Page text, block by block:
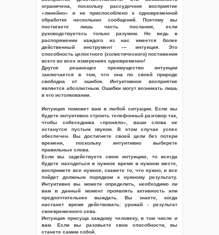
ограничена, поскольку рассудочное восприятие
«линейно» и не приспособлено к одновременной
обработке нескольких сообщений. Поэтому вы
постигаете лишь часть послания, если
руководствуетесь только разумом. Но ведь в
распоряжении каждого из нас имеется более
действенный инструмент — интуиция. Это
способность целостного (холистического) постижения
всего во всех измерениях одновременно!
Другое решающее преимущество интуиции
заключается в том, что она по своей природе
свободна от ошибок. Интуитивное восприятие
является абсолютным. Ошибки могут возникать лишь
в его истолковании.
Интуиция поможет вам в любой ситуации. Если вы
будете интуитивно строить телефонный разговор так,
чтобы собеседника «проняло», ваши слова не
останутся пустым звуком. В этом случае успех
обеспечен. Вы достигнете своей цели без потери
времени, поскольку интуитивно выберете
правильные слова.
Если вы задействуете свою интуицию, то всегда
будете находиться в нужное время в нужном месте,
воспримете все нужное, скажете то, что нужно, и все
пойдет должным порядком к нужному результату.
Интуитивно вы можете определить, необходимо ли
вам в данный момент проявлять активность или
предпочтительнее выждать. Вы знаете, когда
настанет время действовать: урожай - результат
своевременного сева.
Интуиция присуща каждому человеку, в том числе и
вам. Если вы разовьете свои способности, вы
станете самим собой.